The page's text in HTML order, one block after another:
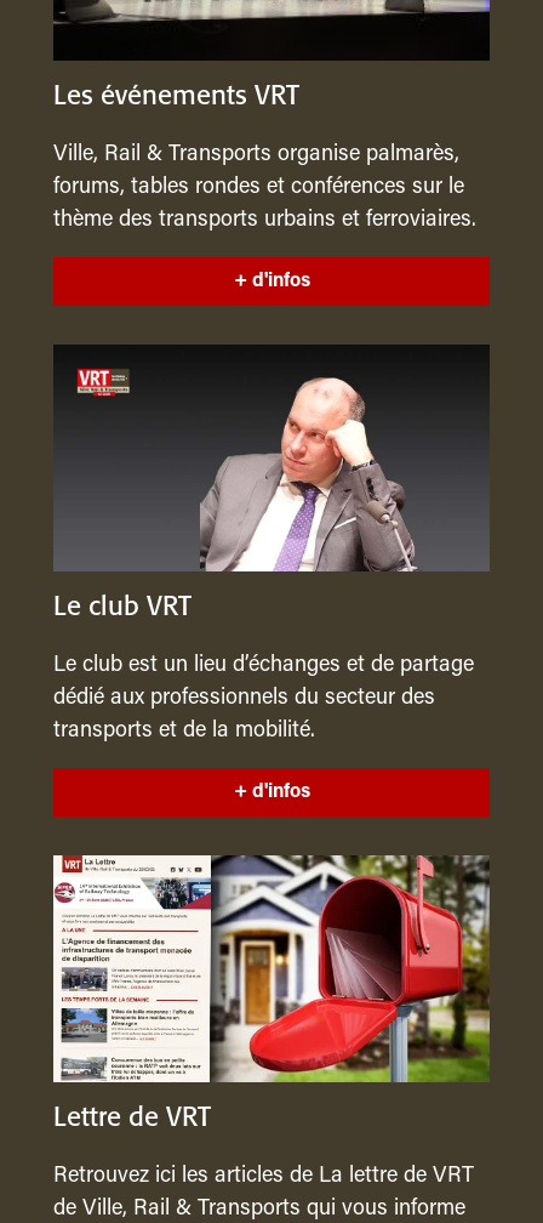
Les événements VRT
Ville, Rail & Transports organise palmarès,
forums, tables rondes et conférences sur le
thème des transports urbains et ferroviaires.
+ d'infos
Le club VRT
Le club est un lieu d’échanges et de partage
dédié aux professionnels du secteur des
transports et de la mobilité.
+ d'infos
Lettre de VRT
Retrouvez ici les articles de La lettre de VRT
de Ville, Rail & Transports qui vous informe